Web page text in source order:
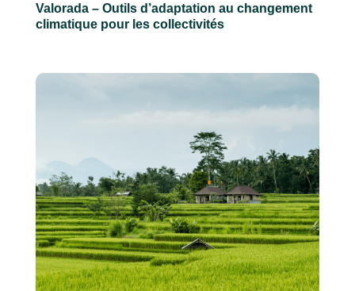
Valorada – Outils d’adaptation au changement
climatique pour les collectivités